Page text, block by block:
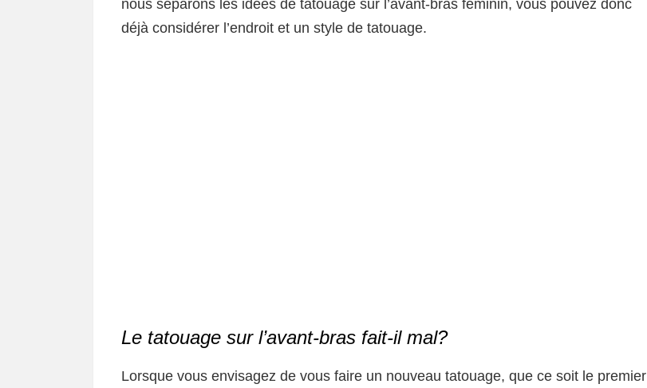
nous séparons les idées de tatouage sur l’avant-bras féminin, vous pouvez donc
déjà considérer l’endroit et un style de tatouage.
Le tatouage sur l’avant-bras fait-il mal?
Lorsque vous envisagez de vous faire un nouveau tatouage, que ce soit le premier